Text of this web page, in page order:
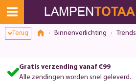
Terug Binnenverlichting Trends
Gratis verzending vanaf €99
Alle zendingen worden snel geleverd.
Toestemmingsvenster geopend